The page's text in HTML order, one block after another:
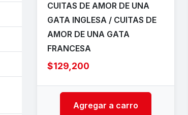
CUITAS DE AMOR DE UNA
GATA INGLESA / CUITAS DE
AMOR DE UNA GATA
FRANCESA
$129,200
Agregar a carro